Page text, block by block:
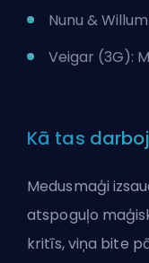
Nunu &
Veigar (3G):
Kā tas
Medusmaģi
atspoguļo
kritīs, viņa bite